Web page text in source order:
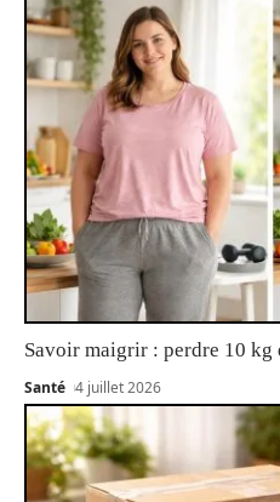
Savoir maigrir : perdre 10 kg
Santé 4 juillet 2026